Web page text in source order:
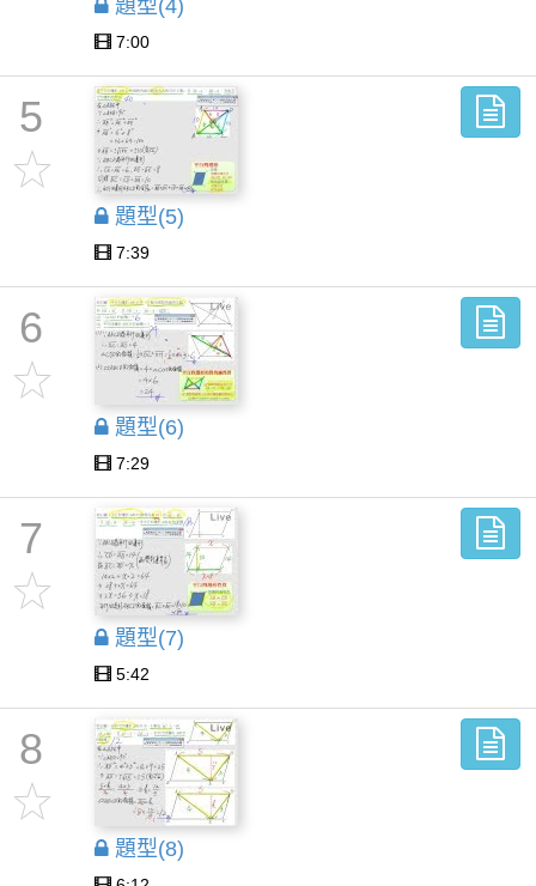
題型(4)
7:00
5
題型(5)
7:39
6
題型(6)
7:29
7
題型(7)
5:42
8
題型(8)